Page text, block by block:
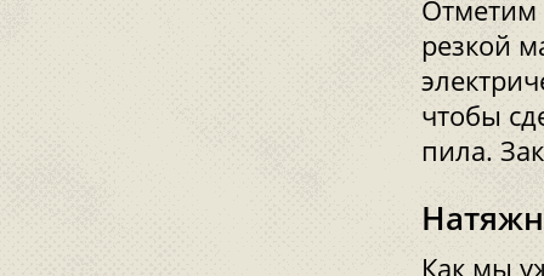
резкой
чтобы
пила.
Как мы